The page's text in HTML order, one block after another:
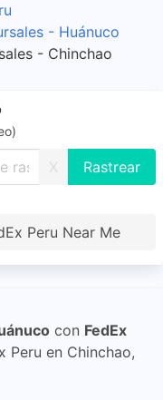
- Huánuco
- Chinchao
X
Peru Near Me
con FedEx
Peru en Chinchao,